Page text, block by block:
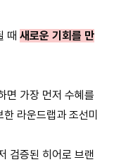
때 새로운 기회를 만
면 가장 먼저 수혜를
라운드랩과 조선미
검증된 히어로 브랜